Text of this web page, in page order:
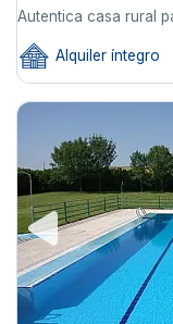
Autentica casa rural
Alquiler íntegro